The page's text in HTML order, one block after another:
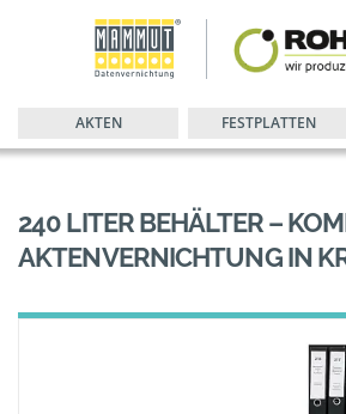
AKTEN FESTPLATTEN
240 LITER BEHÄLTER –
AKTENVERNICHTUNG IN